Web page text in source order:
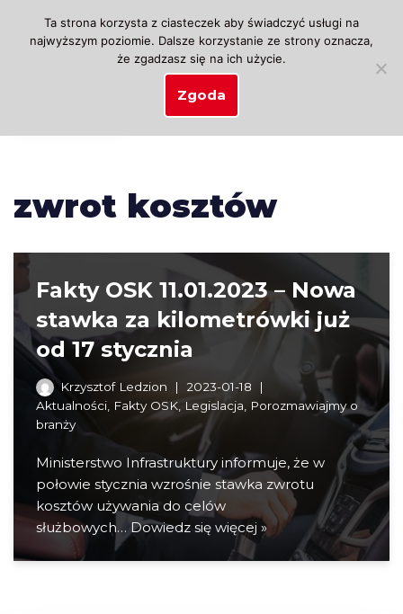
Przejdź
zwrot kosztów
Fakty OSK 11.01.2023 – Nowa
stawka za kilometrówki już
od 17 stycznia
Krzysztof Ledzion
2023-01-18
Aktualności Fakty OSK Legislacja
Porozmawiajmy o
branży
Ministerstwo Infrastruktury informuje, że w
połowie stycznia wzrośnie stawka zwrotu
kosztów używania do celów
służbowych… Dowiedz się więcej »
Ta strona korzysta z ciasteczek aby świadczyć usługi na
najwyższym poziomie. Dalsze korzystanie ze strony oznacza,
że zgadzasz się na ich użycie.
Zgoda